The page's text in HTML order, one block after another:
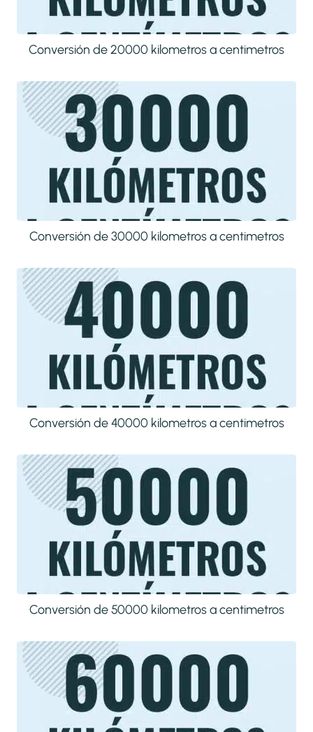
Conversión de 20000 kilometros a centimetros
Conversión de 30000 kilometros a centimetros
Conversión de 40000 kilometros a centimetros
Conversión de 50000 kilometros a centimetros